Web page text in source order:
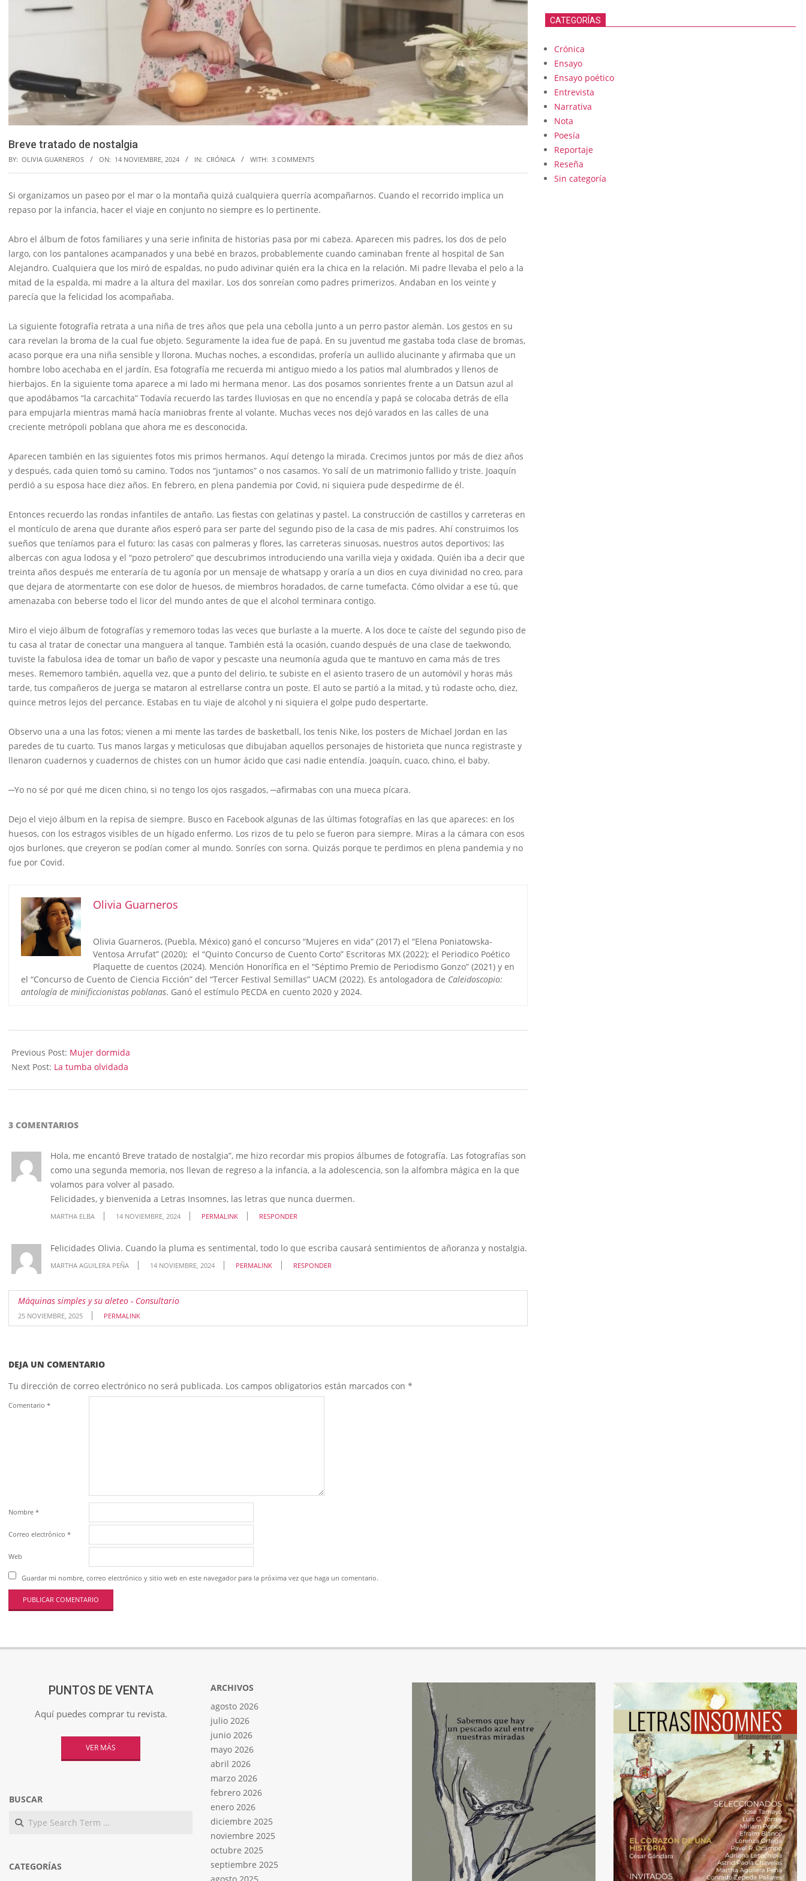
Breve tratado de nostalgia
BY: OLIVIA GUARNEROS ON: 14 NOVIEMBRE, 2024 IN: CRÓNICA WITH: 3 COMMENTS
Si organizamos un paseo por el mar o la montaña quizá cualquiera querría acompañarnos. Cuando el recorrido implica un
repaso por la infancia, hacer el viaje en conjunto no siempre es lo pertinente.
Abro el álbum de fotos familiares y una serie infinita de historias pasa por mi cabeza. Aparecen mis padres, los dos de pelo
largo, con los pantalones acampanados y una bebé en brazos, probablemente cuando caminaban frente al hospital de San
Alejandro. Cualquiera que los miró de espaldas, no pudo adivinar quién era la chica en la relación. Mi padre llevaba el pelo a la
mitad de la espalda, mi madre a la altura del maxilar. Los dos sonreían como padres primerizos. Andaban en los veinte y
parecía que la felicidad los acompañaba.
La siguiente fotografía retrata a una niña de tres años que pela una cebolla junto a un perro pastor alemán. Los gestos en su
cara revelan la broma de la cual fue objeto. Seguramente la idea fue de papá. En su juventud me gastaba toda clase de bromas,
acaso porque era una niña sensible y llorona. Muchas noches, a escondidas, profería un aullido alucinante y afirmaba que un
hombre lobo acechaba en el jardín. Esa fotografía me recuerda mi antiguo miedo a los patios mal alumbrados y llenos de
hierbajos. En la siguiente toma aparece a mi lado mi hermana menor. Las dos posamos sonrientes frente a un Datsun azul al
que apodábamos “la carcachita” Todavía recuerdo las tardes lluviosas en que no encendía y papá se colocaba detrás de ella
para empujarla mientras mamá hacía maniobras frente al volante. Muchas veces nos dejó varados en las calles de una
creciente metrópoli poblana que ahora me es desconocida.
Aparecen también en las siguientes fotos mis primos hermanos. Aquí detengo la mirada. Crecimos juntos por más de diez años
y después, cada quien tomó su camino. Todos nos “juntamos” o nos casamos. Yo salí de un matrimonio fallido y triste. Joaquín
perdió a su esposa hace diez años. En febrero, en plena pandemia por Covid, ni siquiera pude despedirme de él.
Entonces recuerdo las rondas infantiles de antaño. Las fiestas con gelatinas y pastel. La construcción de castillos y carreteras en
el montículo de arena que durante años esperó para ser parte del segundo piso de la casa de mis padres. Ahí construimos los
sueños que teníamos para el futuro: las casas con palmeras y flores, las carreteras sinuosas, nuestros autos deportivos; las
albercas con agua lodosa y el “pozo petrolero” que descubrimos introduciendo una varilla vieja y oxidada. Quién iba a decir que
treinta años después me enteraría de tu agonía por un mensaje de whatsapp y oraría a un dios en cuya divinidad no creo, para
que dejara de atormentarte con ese dolor de huesos, de miembros horadados, de carne tumefacta. Cómo olvidar a ese tú, que
amenazaba con beberse todo el licor del mundo antes de que el alcohol terminara contigo.
Miro el viejo álbum de fotografías y rememoro todas las veces que burlaste a la muerte. A los doce te caíste del segundo piso de
tu casa al tratar de conectar una manguera al tanque. También está la ocasión, cuando después de una clase de taekwondo,
tuviste la fabulosa idea de tomar un baño de vapor y pescaste una neumonía aguda que te mantuvo en cama más de tres
meses. Rememoro también, aquella vez, que a punto del delirio, te subiste en el asiento trasero de un automóvil y horas más
tarde, tus compañeros de juerga se mataron al estrellarse contra un poste. El auto se partió a la mitad, y tú rodaste ocho, diez,
quince metros lejos del percance. Estabas en tu viaje de alcohol y ni siquiera el golpe pudo despertarte.
Observo una a una las fotos; vienen a mi mente las tardes de basketball, los tenis Nike, los posters de Michael Jordan en las
paredes de tu cuarto. Tus manos largas y meticulosas que dibujaban aquellos personajes de historieta que nunca registraste y
llenaron cuadernos y cuadernos de chistes con un humor ácido que casi nadie entendía. Joaquín, cuaco, chino, el baby.
─Yo no sé por qué me dicen chino, si no tengo los ojos rasgados, ─afirmabas con una mueca pícara.
Dejo el viejo álbum en la repisa de siempre. Busco en Facebook algunas de las últimas fotografías en las que apareces: en los
huesos, con los estragos visibles de un hígado enfermo. Los rizos de tu pelo se fueron para siempre. Miras a la cámara con esos
ojos burlones, que creyeron se podían comer al mundo. Sonríes con sorna. Quizás porque te perdimos en plena pandemia y no
fue por Covid.
Olivia Guarneros
Olivia Guarneros, (Puebla, México) ganó el concurso “Mujeres en vida” (2017) el “Elena Poniatowska-
Ventosa Arrufat” (2020); el “Quinto Concurso de Cuento Corto” Escritoras MX (2022); el Periodico Poético
Plaquette de cuentos (2024). Mención Honorífica en el “Séptimo Premio de Periodismo Gonzo” (2021) y en
el “Concurso de Cuento de Ciencia Ficción” del “Tercer Festival Semillas” UACM (2022). Es antologadora de Caleidoscopio:
antología de minificcionistas poblanas. Ganó el estímulo PECDA en cuento 2020 y 2024.
11-
14
Previous Post: Mujer dormida
Next Post: La tumba olvidada
3 COMENTARIOS
Hola, me encantó Breve tratado de nostalgia”, me hizo recordar mis propios álbumes de fotografía. Las fotografías son
como una segunda memoria, nos llevan de regreso a la infancia, a la adolescencia, son la alfombra mágica en la que
volamos para volver al pasado.
Felicidades, y bienvenida a Letras Insomnes, las letras que nunca duermen.
MARTHA ELBA 14 NOVIEMBRE, 2024 PERMALINK RESPONDER
Felicidades Olivia. Cuando la pluma es sentimental, todo lo que escriba causará sentimientos de añoranza y nostalgia.
MARTHA AGUILERA PEÑA 14 NOVIEMBRE, 2024 PERMALINK RESPONDER
Máquinas simples y su aleteo - Consultario
25 NOVIEMBRE, 2025 PERMALINK
DEJA UN COMENTARIO
Tu dirección de correo electrónico no será publicada. Los campos obligatorios están marcados con *
Comentario *
Nombre *
Correo electrónico *
Web
Guardar mi nombre, correo electrónico y sitio web en este navegador para la próxima vez que haga un comentario.
CATEGORÍAS
Crónica
Ensayo
Ensayo poético
Entrevista
Narrativa
Nota
Poesía
Reportaje
Reseña
Sin categoría
PUNTOS DE VENTA
Aquí puedes comprar tu revista.
VER MÁS
BUSCAR
Search
CATEGORÍAS
ARCHIVOS
agosto 2026
julio 2026
junio 2026
mayo 2026
abril 2026
marzo 2026
febrero 2026
enero 2026
diciembre 2025
noviembre 2025
octubre 2025
septiembre 2025
agosto 2025